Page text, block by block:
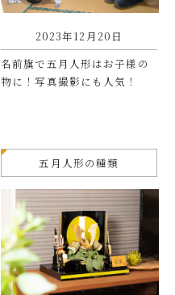
2023年12月20日
名前旗で五月人形はお子様の
物に！写真撮影にも人気！
五月人形の種類